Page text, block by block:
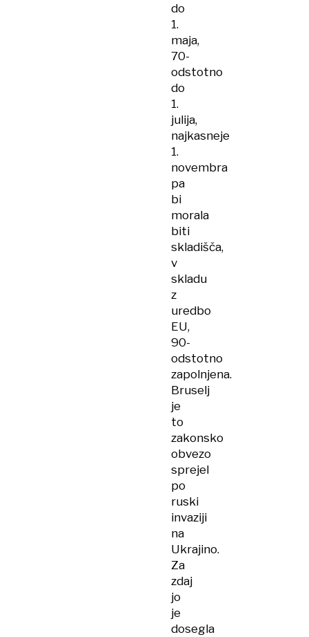
do
1.
maja,
70-
odstotno
do
1.
julija,
najkasneje
1.
novembra
pa
bi
morala
biti
skladišča,
v
skladu
z
uredbo
EU,
90-
odstotno
zapolnjena.
Bruselj
je
to
zakonsko
obvezo
sprejel
po
ruski
invaziji
na
Ukrajino.
Za
zdaj
jo
je
dosegla